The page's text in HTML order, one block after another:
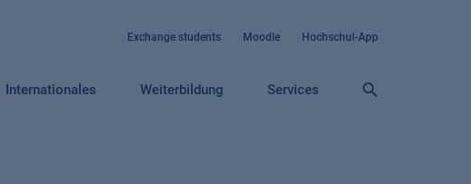
Exchange students Moodle Hochschul-App
Internationales Weiterbildung Services